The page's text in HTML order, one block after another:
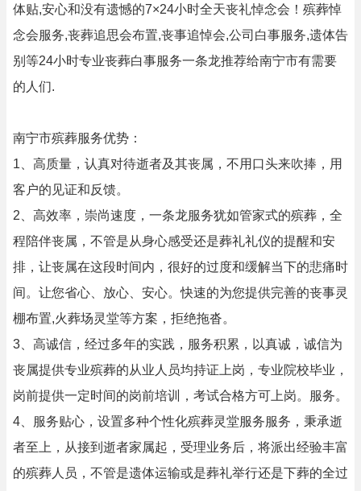
体贴,安心和没有遗憾的7×24小时全天丧礼悼念会！殡葬悼
念会服务,丧葬追思会布置,丧事追悼会,公司白事服务,遗体告
别等24小时专业丧葬白事服务一条龙推荐给南宁市有需要
的人们.
南宁市殡葬服务优势：
1、高质量，认真对待逝者及其丧属，不用口头来吹捧，用
客户的见证和反馈。
2、高效率，崇尚速度，一条龙服务犹如管家式的殡葬，全
程陪伴丧属，不管是从身心感受还是葬礼礼仪的提醒和安
排，让丧属在这段时间内，很好的过度和缓解当下的悲痛时
间。让您省心、放心、安心。快速的为您提供完善的丧事灵
棚布置,火葬场灵堂等方案，拒绝拖沓。
3、高诚信，经过多年的实践，服务积累，以真诚，诚信为
丧属提供专业殡葬的从业人员均持证上岗，专业院校毕业，
岗前提供一定时间的岗前培训，考试合格方可上岗。服务。
4、服务贴心，设置多种个性化殡葬灵堂服务服务，秉承逝
者至上，从接到逝者家属起，受理业务后，将派出经验丰富
的殡葬人员，不管是遗体运输或是葬礼举行还是下葬的全过